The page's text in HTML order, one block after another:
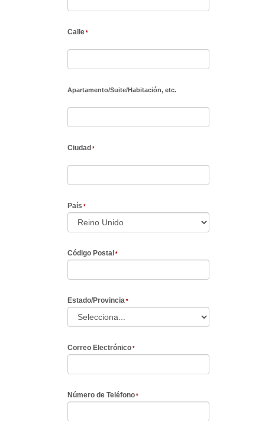
Calle
Apartamento/Suite/Habitación, etc.
Ciudad
País
Código Postal
Estado/Provincia
Correo Electrónico
Número de Teléfono